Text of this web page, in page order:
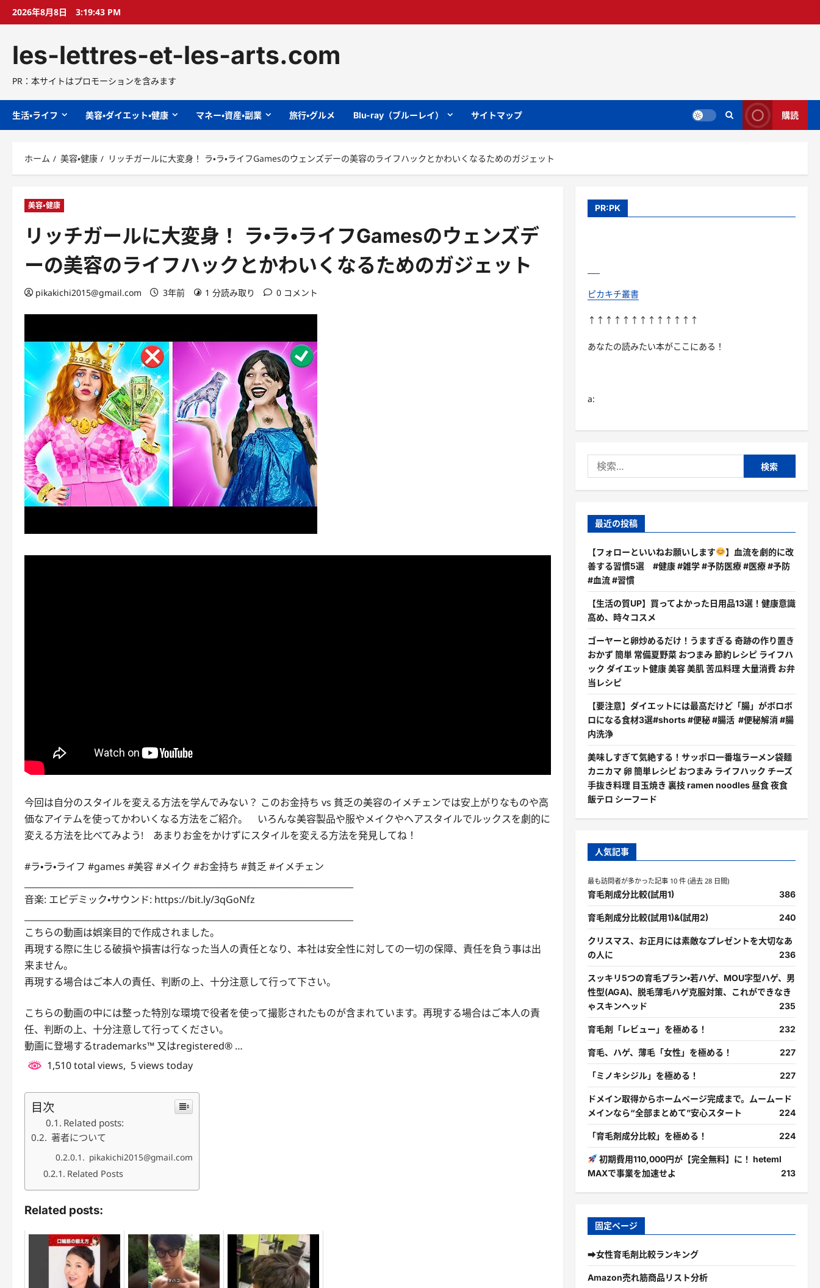
プ
2026年8月8日 3:19:44 PM
les-lettres-et-les-arts.com
PR：本サイトはプロモーションを含みます
生活・ライフ 美容・ダイエット・健康 マネー・資産・副業 旅行・グルメ Blu-ray（ブルーレイ） サイトマップ 購読
ホーム 美容・健康 リッチガールに大変身！ ラ・ラ・ライフGamesのウェンズデーの美容のライフハックとかわいくなるためのガジェット
美容・健康
リッチガールに大変身！ ラ・ラ・ライフGamesのウェンズデ
ーの美容のライフハックとかわいくなるためのガジェット
pikakichi2015@gmail.com 3年前 1 分読み取り 0 コメント
今回は自分のスタイルを変える方法を学んでみない？ このお金持ち vs 貧乏の美容のイメチェンでは安上がりなものや高
価なアイテムを使ってかわいくなる方法をご紹介。 いろんな美容製品や服やメイクやヘアスタイルでルックスを劇的に
変える方法を比べてみよう! あまりお金をかけずにスタイルを変える方法を発見してね！
#ラ・ラ・ライフ #games #美容 #メイク #お金持ち #貧乏 #イメチェン
音楽: エピデミック・サウンド: https://bit.ly/3qGoNfz
こちらの動画は娯楽目的で作成されました。
再現する際に生じる破損や損害は行なった当人の責任となり、本社は安全性に対しての一切の保障、責任を負う事は出
来ません。
再現する場合はご本人の責任、判断の上、十分注意して行って下さい。
こちらの動画の中には整った特別な環境で役者を使って撮影されたものが含まれています。再現する場合はご本人の責
任、判断の上、十分注意して行ってください。
動画に登場するtrademarks™ 又はregistered® …
1,510 total views, 5 views today
目次
Related posts:
著者について
pikakichi2015@gmail.com
Related Posts
Related posts:
PR:PK
ピカキチ叢書
↑↑↑↑↑↑↑↑↑↑↑↑↑
あなたの読みたい本がここにある！
a:
索:
最近の投稿
【フォローといいねお願いします
】血流を劇的に改
善する習慣5選 #健康 #雑学 #予防医療 #医療 #予防
#血流 #習慣
【生活の質UP】買ってよかった日用品13選！健康意識
高め、時々コスメ
ゴーヤーと卵炒めるだけ！うますぎる 奇跡の作り置き
おかず 簡単 常備夏野菜 おつまみ 節約レシピ ライフハ
ック ダイエット健康 美容 美肌 苦瓜料理 大量消費 お弁
当レシピ
【要注意】ダイエットには最高だけど「腸」がボロボ
ロになる食材3選#shorts #便秘 #腸活 #便秘解消 #腸
内洗浄
美味しすぎて気絶する！サッポロ一番塩ラーメン袋麺
カニカマ 卵 簡単レシピ おつまみ ライフハック チーズ
手抜き料理 目玉焼き 裏技 ramen noodles 昼食 夜食
飯テロ シーフード
人気記事
最も訪問者が多かった記事 10 件 (過去 28 日間)
育毛剤成分比較(試用1) 386
育毛剤成分比較(試用1)&(試用2) 240
クリスマス、お正月には素敵なプレゼントを大切なあ
の人に
236
スッキリ5つの育毛プラン・若ハゲ、MOU字型ハゲ、男
性型(AGA)、脱毛薄毛ハゲ克服対策、これができなき
ゃスキンヘッド
235
育毛剤「レビュー」を極める！ 232
育毛、ハゲ、薄毛「女性」を極める！ 227
「ミノキシジル」を極める！ 227
ドメイン取得からホームページ完成まで。ムームード
メインなら“全部まとめて”安心スタート
224
「育毛剤成分比較」を極める！ 224
初期費用110,000円が【完全無料】に！ heteml
MAXで事業を加速せよ
213
固定ページ
➡女性育毛剤比較ランキング
Amazon売れ筋商品リスト分析